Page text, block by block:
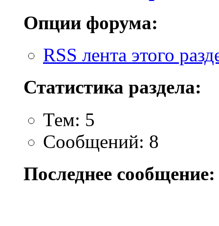
Опции форума:
RSS лента этого
Статистика раздела:
Тем: 5
Сообщений: 8
Последнее сообщение: